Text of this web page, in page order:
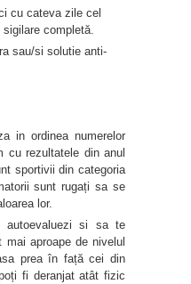
cu cateva zile cel
completă.
sau/si solutie anti-
in ordinea numerelor
cu rezultatele din anul
sportivii din categoria
sunt rugați sa se
lor.
si sa te
aproape de nivelul
prea în față cei din
fi deranjat atât fizic